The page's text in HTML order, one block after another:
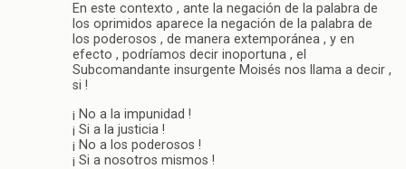
En este contexto , ante la negación de la palabra de
los oprimidos aparece la negación de la palabra de
los poderosos , de manera extemporánea , y en
efecto , podríamos decir inoportuna , el
Subcomandante insurgente Moisés nos llama a decir ,
si !
¡ No a la impunidad !
¡ Si a la justicia !
¡ No a los poderosos !
¡ Si a nosotros mismos !